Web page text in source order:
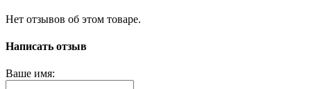
Нет отзывов об этом товаре.
Написать отзыв
Ваше имя: